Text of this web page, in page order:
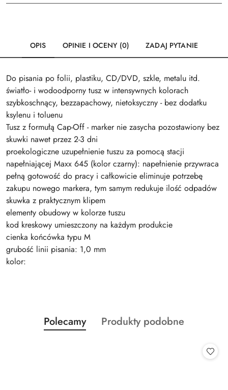
OPIS OPINIE I OCENY (0) ZADAJ PYTANIE
Do pisania po folii, plastiku, CD/DVD, szkle, metalu itd.
światło- i wodoodporny tusz w intensywnych kolorach
szybkoschnący, bezzapachowy, nietoksyczny - bez dodatku
ksylenu i toluenu
Tusz z formułą Cap-Off - marker nie zasycha pozostawiony bez
skuwki nawet przez 2-3 dni
proekologiczne uzupełnienie tuszu za pomocą stacji
napełniającej Maxx 645 (kolor czarny): napełnienie przywraca
pełną gotowość do pracy i całkowicie eliminuje potrzebę
zakupu nowego markera, tym samym redukuje ilość odpadów
skuwka z praktycznym klipem
elementy obudowy w kolorze tuszu
kod kreskowy umieszczony na każdym produkcie
cienka końcówka typu M
grubość linii pisania: 1,0 mm
kolor:
Pomiń karuzelę produktów
Produkty
o
Polecamy
Produkty
Produkty podobne